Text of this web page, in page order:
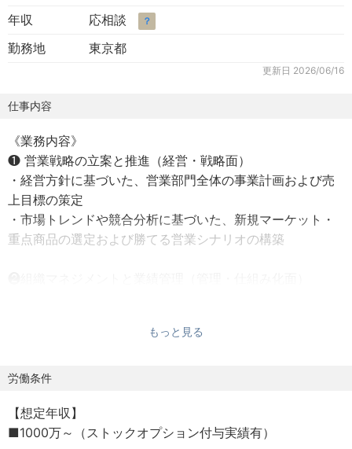
年収
応相談 ？
勤務地 東京都
更新日 2026/06/16
仕事内容
《業務内容》
❶ 営業戦略の立案と推進（経営・戦略面）
・経営方針に基づいた、営業部門全体の事業計画および売
上目標の策定
・市場トレンドや競合分析に基づいた、新規マーケット・
重点商品の選定および勝てる営業シナリオの構築
・KPIの設計とPDCAサイクルの構築（成約率、単価、紹介
・営業プロセスの可視化と、データに基づく科学的な業績
❸人材育成・採用および組織拡大（人財面）
もっと見る
労働条件
【想定年収】
■1000万～（ストックオプション付与実績有）